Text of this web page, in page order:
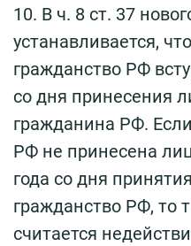
10. В ч. 8 ст. 37
устанавливается,
гражданство РФ
со дня принесения
гражданина РФ.
РФ не принесена
года со дня
гражданство РФ, то
считается